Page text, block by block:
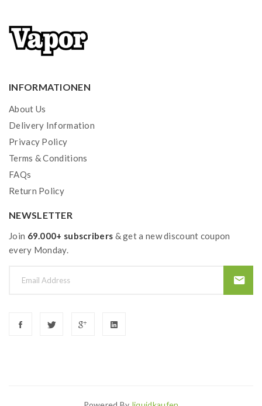
INFORMATIONEN
About Us
Delivery Information
Privacy Policy
Terms & Conditions
FAQs
Return Policy
NEWSLETTER
Join 69.000+ subscribers & get a new discount coupon
every Monday.